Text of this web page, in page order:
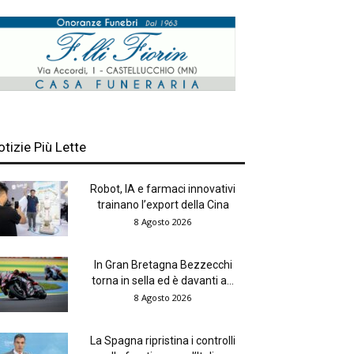
Più Lette
Robot, IA e farmaci innovativi
trainano l’export della Cina
8 Agosto 2026
In Gran Bretagna Bezzecchi
torna in sella ed è davanti a...
8 Agosto 2026
La Spagna ripristina i controlli